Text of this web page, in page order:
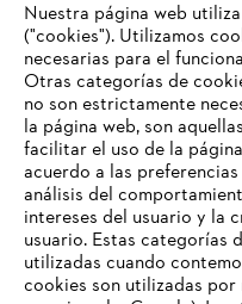
Acerca de STIHL
Información para
Productos
Nuestra página web
("cookies"). Utilizamos
necesarias para el
Otras categorías de
no son estrictamente
la página web, son
facilitar el uso de la
acuerdo a las
análisis del
intereses del usuario y la
usuario. Estas categorías
utilizadas cuando
cookies son utilizadas